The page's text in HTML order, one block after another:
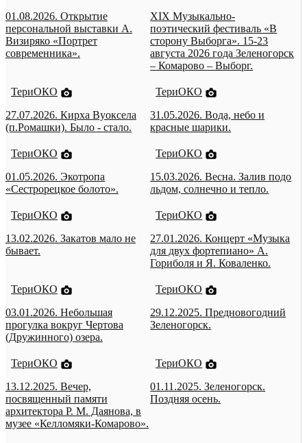
01.08.2026. Открытие
персональной выставки А.
Визиряко «Портрет
современника».
XIX Музыкально-
поэтический фестиваль «В
сторону Выборга». 15-23
августа 2026 года Зеленогорск
– Комарово – Выборг.
ТериОКО
27.07.2026. Кирха Вуоксела
(п.Ромашки). Было - стало.
ТериОКО
31.05.2026. Вода, небо и
красные шарики.
ТериОКО
01.05.2026. Экотропа
«Сестрорецкое болото».
ТериОКО
15.03.2026. Весна. Залив подо
льдом, солнечно и тепло.
ТериОКО
13.02.2026. Закатов мало не
бывает.
ТериОКО
27.01.2026. Концерт «Музыка
для двух фортепиано» А.
Гориболя и Я. Коваленко.
ТериОКО
03.01.2026. Небольшая
прогулка вокруг Чертова
(Дружинного) озера.
ТериОКО
29.12.2025. Предновогодний
Зеленогорск.
ТериОКО
13.12.2025. Вечер,
посвященный памяти
архитектора Р. М. Даянова, в
музее «Келломяки-Комарово».
ТериОКО
01.11.2025. Зеленогорск.
Поздняя осень.